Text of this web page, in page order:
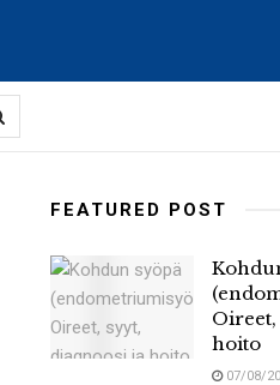
FEATURED POST
hoito
07/08/